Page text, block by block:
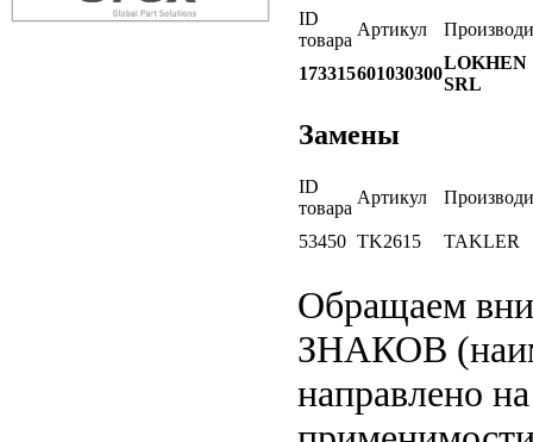
ID
товара
Артикул
173315601030300
LOKHEN
SRL
Замены
ID
товара
Артикул
53450 TK2615 TAKLER
Обращаем
ЗНАКОВ
направлено